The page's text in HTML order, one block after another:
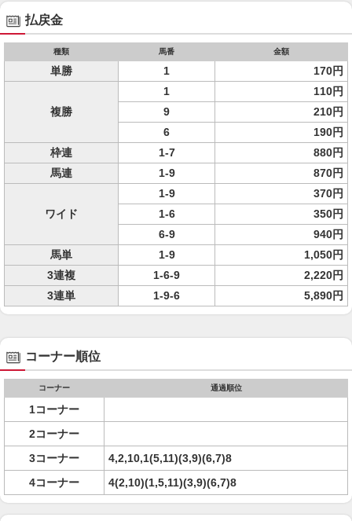
払戻金
種類 馬番 金額
単勝 1 170円
複勝
1
110円
9
210円
6
190円
枠連
1-7
880円
馬連
1-9 870円
ワイド
1-9
370円
1-6
350円
6-9
940円
馬単
1-9
1,050円
3連複
1-6-9
2,220円
3連単
1-9-6 5,890円
コーナー順位
コーナー 通過順位
1コーナー
2コーナー
3コーナー
4,2,10,1(5,11)(3,9)(6,7)8
4コーナー
4(2,10)(1,5,11)(3,9)(6,7)8